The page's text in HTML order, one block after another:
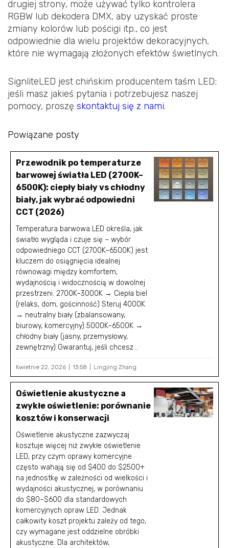
drugiej strony, może używać tylko kontrolera
RGBW lub dekodera DMX, aby uzyskać proste
zmiany kolorów lub pościgi itp., co jest
odpowiednie dla wielu projektów dekoracyjnych,
które nie wymagają złożonych efektów świetlnych.
SignliteLED jest chińskim producentem taśm LED;
jeśli masz jakieś pytania i potrzebujesz naszej
pomocy, proszę skontaktuj się z nami.
Powiązane posty
Przewodnik po temperaturze
barwowej światła LED (2700K–
6500K): ciepły biały vs chłodny
biały, jak wybrać odpowiedni
CCT (2026)
Temperatura barwowa LED określa, jak
światło wygląda i czuje się – wybór
odpowiedniego CCT (2700K–6500K) jest
kluczem do osiągnięcia idealnej
równowagi między komfortem,
wydajnością i widocznością w dowolnej
przestrzeni. 2700K–3000K → Ciepła biel
(relaks, dom, gościnność) Steruj 4000K
→ neutralny biały (zbalansowany,
biurowy, komercyjny) 5000K–6500K →
chłodny biały (jasny, przemysłowy,
zewnętrzny) Gwarantuj, jeśli chcesz...
Kwietnie 22, 2026 13:58 Lingjing Zhang
Oświetlenie akustyczne a
zwykłe oświetlenie: porównanie
kosztów i konserwacji
Oświetlenie akustyczne zazwyczaj
kosztuje więcej niż zwykłe oświetlenie
LED, przy czym oprawy komercyjne
często wahają się od $400 do $2500+
na jednostkę w zależności od wielkości i
wydajności akustycznej, w porównaniu
do $80–$600 dla standardowych
komercyjnych opraw LED. Jednak
całkowity koszt projektu zależy od tego,
czy wymagane jest oddzielne obróbki
akustyczne. Dla architektów,